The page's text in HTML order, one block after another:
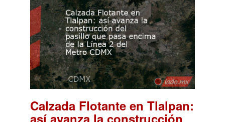
Calzada Flotante en Tlalpan:
así avanza la construcción